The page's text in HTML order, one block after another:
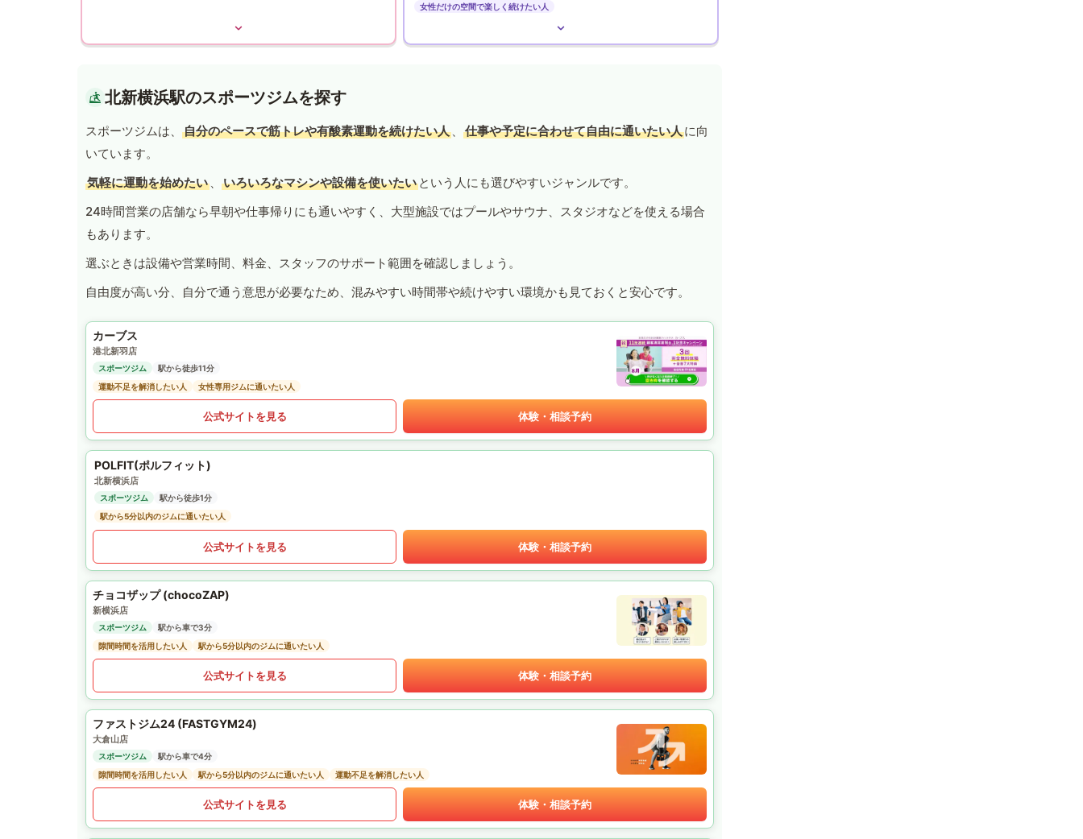
女性だけの空間で楽しく続けたい人
北新横浜駅のスポーツジムを探す
スポーツジムは、 自分のペースで筋トレや有酸素運動を続けたい人 、 仕事や予定に合わせて自由に通いたい人に向
いています。
気軽に運動を始めたい 、 いろいろなマシンや設備を使いたい という人にも選びやすいジャンルです。
24時間営業の店舗なら早朝や仕事帰りにも通いやすく、大型施設ではプールやサウナ、スタジオなどを使える場合
もあります。
選ぶときは設備や営業時間、料金、スタッフのサポート範囲を確認しましょう。
自由度が高い分、自分で通う意思が必要なため、混みやすい時間帯や続けやすい環境かも見ておくと安心です。
カーブス
港北新羽店
スポーツジム
駅から徒歩11分
運動不足を解消したい人
女性専用ジムに通いたい人
公式サイトを見る 体験・相談予約
POLFIT(ポルフィット)
北新横浜店
スポーツジム
駅から徒歩1分
駅から5分以内のジムに通いたい人
公式サイトを見る 体験・相談予約
チョコザップ (chocoZAP)
新横浜店
スポーツジム
駅から車で3分
隙間時間を活用したい人
駅から5分以内のジムに通いたい人
公式サイトを見る 体験・相談予約
ファストジム24 (FASTGYM24)
大倉山店
スポーツジム
駅から車で4分
隙間時間を活用したい人
駅から5分以内のジムに通いたい人 運動不足を解消したい人
公式サイトを見る 体験・相談予約